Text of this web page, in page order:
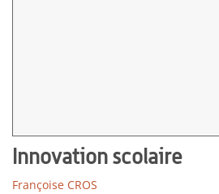
Innovation scolaire
Françoise CROS